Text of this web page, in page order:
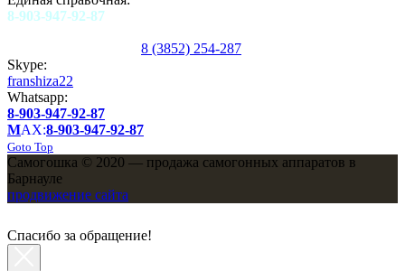
8-903-947-92-87
8 (3852) 254-287
Skype:
franshiza22
Whatsapp:
8-903-947-92-87
MAX:8-903-947-92-87
Goto Top
Самогошка © 2020 — продажа самогонных аппаратов в
Барнауле
продвижение сайта
Спасибо за обращение!